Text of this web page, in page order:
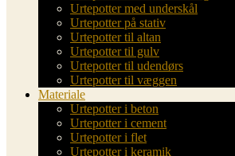
Urtepotter med underskål
Urtepotter på stativ
Urtepotter til altan
Urtepotter til gulv
Urtepotter til udendørs
Urtepotter til væggen
Materiale
Urtepotter i beton
Urtepotter i cement
Urtepotter i flet
Urtepotter i keramik